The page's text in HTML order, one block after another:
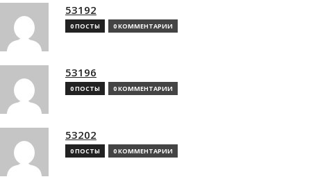
53192
0 ПОСТЫ 0 КОММЕНТАРИИ
53196
0 ПОСТЫ 0 КОММЕНТАРИИ
53202
0 ПОСТЫ 0 КОММЕНТАРИИ